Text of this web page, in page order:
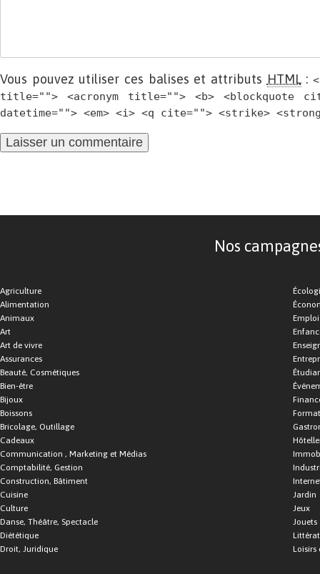
Vous pouvez utiliser ces balises et attributs HTML:
title=""> <acronym title=""> <b> <blockquote
datetime=""> <em> <i> <q cite=""> <strike>
Nos
Agriculture
Alimentation
Animaux
Art
Art de vivre
Assurances
Beauté, Cosmétiques
Bien-être
Bijoux
Boissons
Bricolage, Outillage
Cadeaux
Communication , Marketing et Médias
Comptabilité, Gestion
Construction, Bâtiment
Cuisine
Culture
Danse, Théâtre, Spectacle
Diététique
Droit, Juridique
Emploi
Jardin
Jeux
Jouets
Loisirs